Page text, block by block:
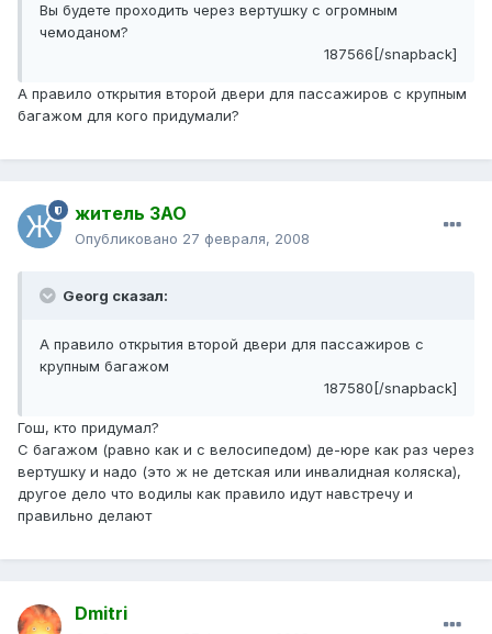
Вы будете проходить через вертушку с огромным
чемоданом?
187566[/snapback]
А правило открытия второй двери для пассажиров с крупным
багажом для кого придумали?
житель ЗАО
Опубликовано 27 февраля, 2008
Georg сказал:
А правило открытия второй двери для пассажиров с
крупным багажом
187580[/snapback]
Гош, кто придумал?
С багажом (равно как и с велосипедом) де-юре как раз через
вертушку и надо (это ж не детская или инвалидная коляска),
другое дело что водилы как правило идут навстречу и
правильно делают
Dmitri